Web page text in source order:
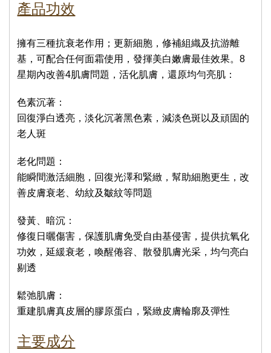
產品功效
擁有三種抗衰老作用；更新細胞，修補組織及抗游離
基，可配合任何面霜使用，發揮美白嫩膚最佳效果。8
星期內改善4肌膚問題，活化肌膚，還原均勻亮肌：
色素沉著：
回復淨白透亮，淡化沉著黑色素，減淡色斑以及頑固的
老人斑
老化問題：
能瞬間激活細胞，回復光澤和緊緻，幫助細胞更生，改
善皮膚衰老、幼紋及皺紋等問題
發黃、暗沉：
修復日曬傷害，保護肌膚免受自由基侵害，提供抗氧化
功效，延緩衰老，喚醒倦容、散發肌膚光采，均勻亮白
剔透
鬆弛肌膚：
重建肌膚真皮層的膠原蛋白，緊緻皮膚輪廓及彈性
主要成分